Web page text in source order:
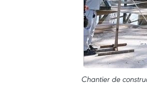
Chantier de